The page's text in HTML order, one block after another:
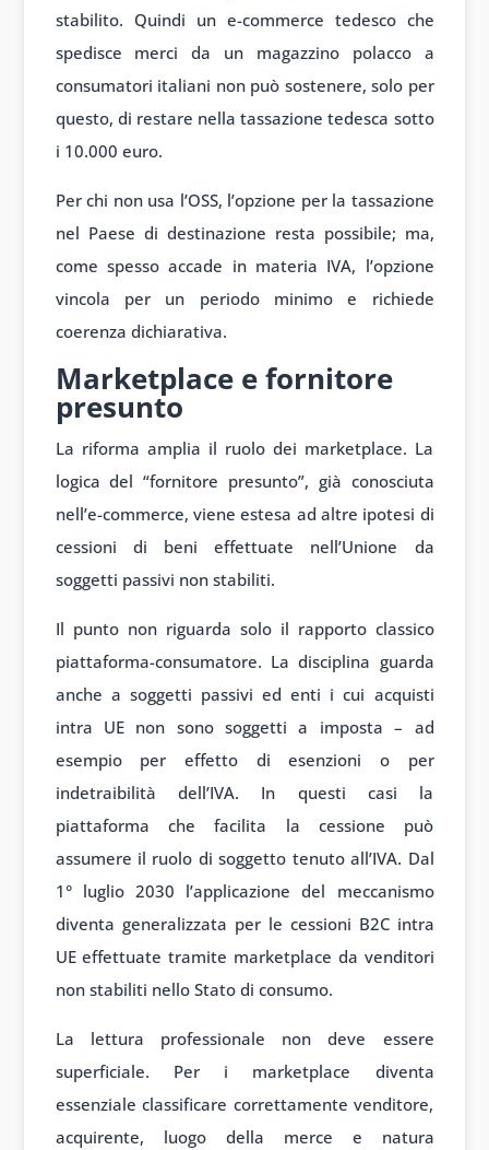
stabilito. Quindi un e-commerce tedesco che
spedisce merci da un magazzino polacco a
consumatori italiani non può sostenere, solo per
questo, di restare nella tassazione tedesca sotto
i 10.000 euro.
Per chi non usa l’OSS, l’opzione per la tassazione
nel Paese di destinazione resta possibile; ma,
come spesso accade in materia IVA, l’opzione
vincola per un periodo minimo e richiede
coerenza dichiarativa.
Marketplace e fornitore
presunto
La riforma amplia il ruolo dei marketplace. La
logica del “fornitore presunto”, già conosciuta
nell’e-commerce, viene estesa ad altre ipotesi di
cessioni di beni effettuate nell’Unione da
soggetti passivi non stabiliti.
Il punto non riguarda solo il rapporto classico
piattaforma-consumatore. La disciplina guarda
anche a soggetti passivi ed enti i cui acquisti
intra UE non sono soggetti a imposta – ad
esempio per effetto di esenzioni o per
indetraibilità dell’IVA. In questi casi la
piattaforma che facilita la cessione può
assumere il ruolo di soggetto tenuto all’IVA. Dal
1° luglio 2030 l’applicazione del meccanismo
diventa generalizzata per le cessioni B2C intra
UE effettuate tramite marketplace da venditori
non stabiliti nello Stato di consumo.
La lettura professionale non deve essere
superficiale. Per i marketplace diventa
essenziale classificare correttamente venditore,
acquirente, luogo della merce e natura